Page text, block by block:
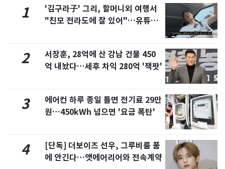
1
'김구라子' 그리, 할머니외 여행서
"친모 전라도에 잘 있어"…유튜브
2
서장훈, 28억에 산 강남 건물 450
억 내놨다…세후 차익 280억 '잭팟'
3
에어컨 하루 종일 틀면 전기료 29만
원…450kWh 넘으면 '요금 폭탄'
4
[단독] 더보이즈 선우, 그루비룸 품
에 안긴다…앳에어리어와 전속계약